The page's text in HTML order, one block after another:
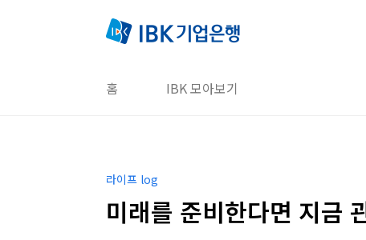
홈 IBK 모아보기
라이프 log
미래를 준비한다면 지금